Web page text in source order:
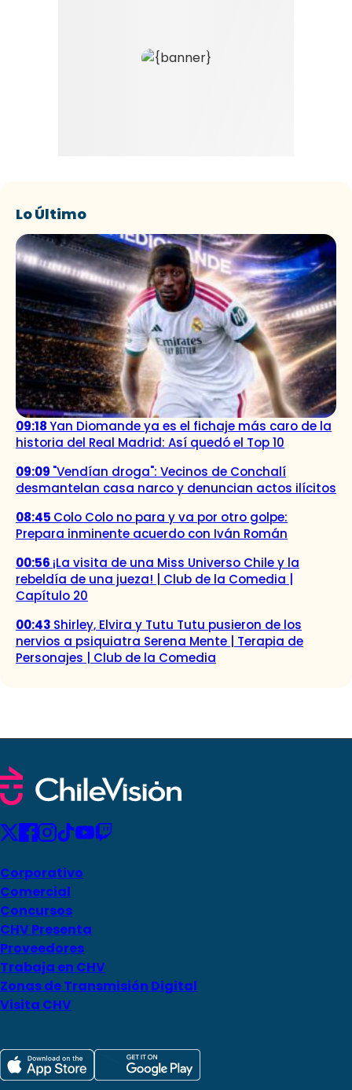
Lo Último
09:18Yan Diomande ya es el fichaje más caro de la
historia del Real Madrid: Así quedó el Top 10
09:09 "Vendían droga": Vecinos de Conchalí
desmantelan casa narco y denuncian actos ilícitos
08:45 Colo Colo no para y va por otro golpe:
Prepara inminente acuerdo con Iván Román
00:56 ¡La visita de una Miss Universo Chile y la
rebeldía de una jueza! | Club de la Comedia |
Capítulo 20
00:43 Shirley, Elvira y Tutu Tutu pusieron de los
nervios a psiquiatra Serena Mente | Terapia de
Personajes | Club de la Comedia
Corporativo
Comercial
Concursos
CHV Presenta
Proveedores
Trabaja en CHV
Zonas de Transmisión Digital
Visita CHV